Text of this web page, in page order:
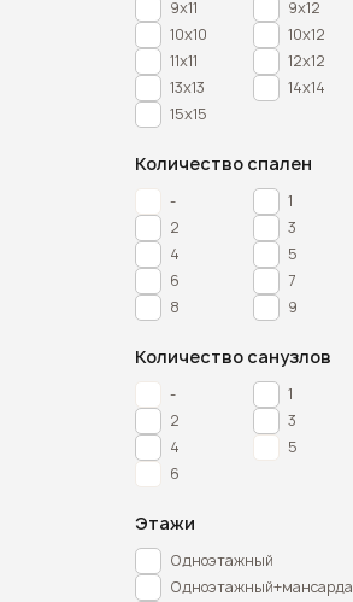
9x11
9x12
10х10
10x12
11х11
12х12
13х13
14х14
15х15
Количество спален
-
1
2
3
4
5
6
7
8
9
Количество санузлов
-
1
2
3
4
5
6
Этажи
Одноэтажный
Одноэтажный+мансарда